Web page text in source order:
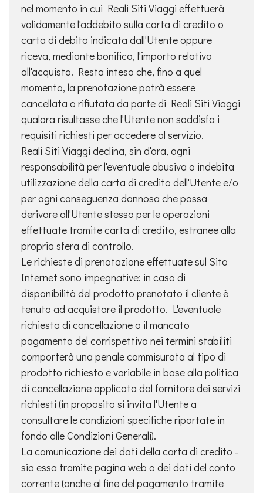
nel momento in cui Reali Siti Viaggi effettuerà
validamente l'addebito sulla carta di credito o
carta di debito indicata dall'Utente oppure
riceva, mediante bonifico, l'importo relativo
all'acquisto. Resta inteso che, fino a quel
momento, la prenotazione potrà essere
cancellata o rifiutata da parte di Reali Siti Viaggi
qualora risultasse che l'Utente non soddisfa i
requisiti richiesti per accedere al servizio.
Reali Siti Viaggi declina, sin d'ora, ogni
responsabilità per l'eventuale abusiva o indebita
utilizzazione della carta di credito dell'Utente e/o
per ogni conseguenza dannosa che possa
derivare all'Utente stesso per le operazioni
effettuate tramite carta di credito, estranee alla
propria sfera di controllo.
Le richieste di prenotazione effettuate sul Sito
Internet sono impegnative: in caso di
disponibilità del prodotto prenotato il cliente è
tenuto ad acquistare il prodotto. L'eventuale
richiesta di cancellazione o il mancato
pagamento del corrispettivo nei termini stabiliti
comporterà una penale commisurata al tipo di
prodotto richiesto e variabile in base alla politica
di cancellazione applicata dal fornitore dei servizi
richiesti (in proposito si invita l'Utente a
consultare le condizioni specifiche riportate in
fondo alle Condizioni Generali).
La comunicazione dei dati della carta di credito -
sia essa tramite pagina web o dei dati del conto
corrente (anche al fine del pagamento tramite